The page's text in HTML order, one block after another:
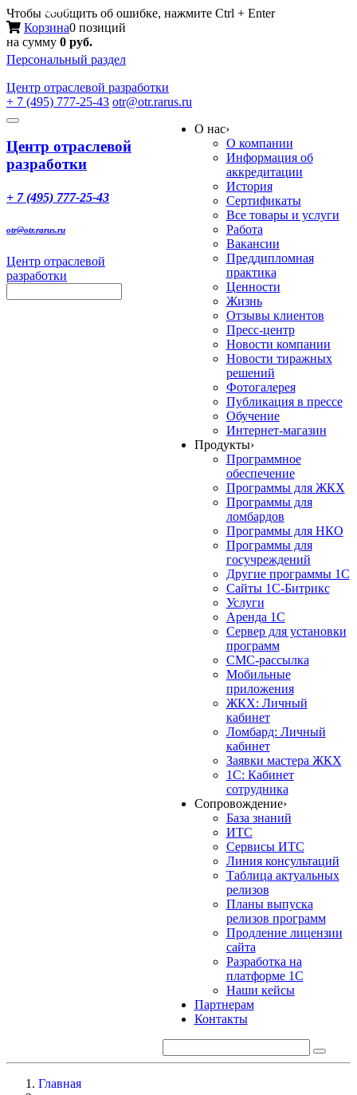
Чтобы сообщить об ошибке, нажмите Ctrl + Enter
Корзина0 позиций
на сумму 0 руб.
Персональный раздел
Центр отраслевой разработки
+ 7 (495) 777-25-43 otr@otr.rarus.ru
Toggle
Меню
Центр отраслевой
разработки
+ 7 (495) 777-25-43
otr@otr.rarus.ru
Центр отраслевой
разработки
О нас›
О компании
Информация об
аккредитации
История
Сертификаты
Все товары и услуги
Работа
Вакансии
Преддипломная
практика
Ценности
Жизнь
Отзывы клиентов
Пресс-центр
Новости компании
Новости тиражных
решений
Фотогалерея
Публикация в прессе
Обучение
Интернет-магазин
Продукты›
Программное
обеспечение
Программы для ЖКХ
Программы для
ломбардов
Программы для НКО
Программы для
госучреждений
Другие программы 1С
Сайты 1С-Битрикс
Услуги
Аренда 1С
Сервер для установки
программ
СМС-рассылка
Мобильные
приложения
ЖКХ: Личный
кабинет
Ломбард: Личный
кабинет
Заявки мастера ЖКХ
1С: Кабинет
сотрудника
Сопровождение›
База знаний
ИТС
Сервисы ИТС
Линия консультаций
Таблица актуальных
релизов
Планы выпуска
релизов программ
Продление лицензии
сайта
Разработка на
платформе 1С
Наши кейсы
Партнерам
Контакты
Главная